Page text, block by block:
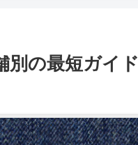
別の最短ガイド